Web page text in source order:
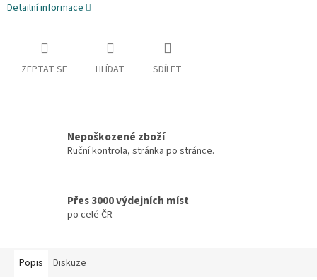
Detailní informace
ZEPTAT SE HLÍDAT SDÍLET
Nepoškozené zboží
Ruční kontrola, stránka po stránce.
Přes 3000 výdejních míst
po celé ČR
Popis Diskuze